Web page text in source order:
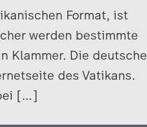
Format, ist
werden bestimmte
Klammer. Die deutsche
des Vatikans.
[…]